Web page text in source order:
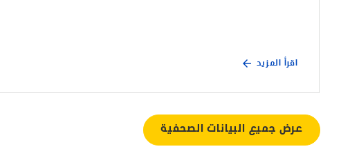
اقرأ المزيد
عرض جميع البيانات الصحفية